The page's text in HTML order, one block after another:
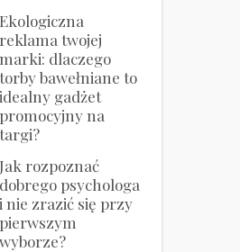
Ekologiczna
reklama twojej
marki: dlaczego
torby bawełniane to
idealny gadżet
promocyjny na
targi?
Jak rozpoznać
dobrego psychologa
i nie zrazić się przy
pierwszym
wyborze?